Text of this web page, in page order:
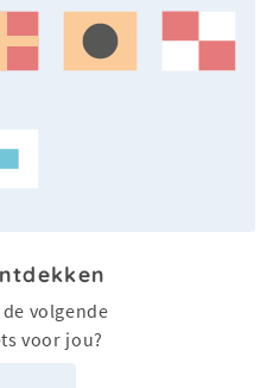
volgende
voor jou?